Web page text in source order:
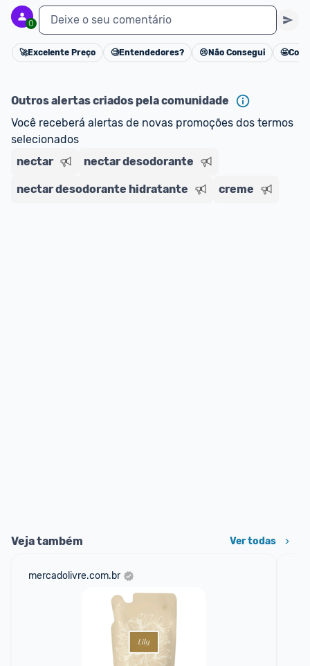
0 Deixe o seu comentário
Cancelar
🚀Excelente Preço 🧐Entendedores? 😢 Não Consegui 🤩
Outros alertas criados pela comunidade
Você receberá alertas de novas promoções dos termos
selecionados
nectar
nectar desodorante
nectar desodorante hidratante creme
Veja também Ver todas
mercadolivre.com.br